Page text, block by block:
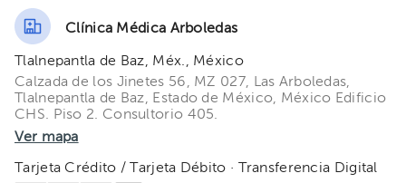
Clínica Médica Arboledas
Tlalnepantla de Baz, Méx., México
Calzada de los Jinetes 56, MZ 027, Las Arboledas,
Tlalnepantla de Baz, Estado de México, México Edificio
CHS. Piso 2. Consultorio 405.
Ver mapa
Tarjeta Crédito / Tarjeta Débito · Transferencia Digital